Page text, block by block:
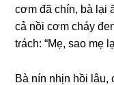
cơm đã chín, bà lại
cả nồi cơm cháy
tɾách: “Mẹ, ѕao mẹ
Bà nín nhịn hồi lâu,